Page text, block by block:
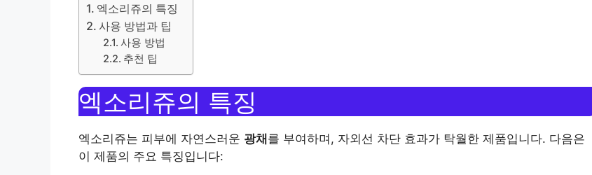
엑소리쥬의 특징
사용 방법과 팁
사용 방법
추천 팁
엑소리쥬의 특징
엑소리쥬는 피부에 자연스러운 광채를 부여하며, 자외선 차단 효과가 탁월한 제품입니다. 다음은
이 제품의 주요 특징입니다: